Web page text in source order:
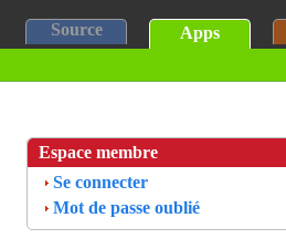
Source Apps
Espace membre
Se connecter
Mot de passe oublié